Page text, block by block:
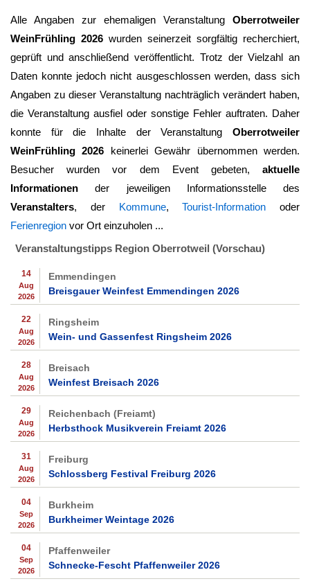
Alle Angaben zur ehemaligen Veranstaltung Oberrotweiler
WeinFrühling 2026 wurden seinerzeit sorgfältig recherchiert,
geprüft und anschließend veröffentlicht. Trotz der Vielzahl an
Daten konnte jedoch nicht ausgeschlossen werden, dass sich
Angaben zu dieser Veranstaltung nachträglich verändert haben,
die Veranstaltung ausfiel oder sonstige Fehler auftraten. Daher
konnte für die Inhalte der Veranstaltung Oberrotweiler
WeinFrühling 2026 keinerlei Gewähr übernommen werden.
Besucher wurden vor dem Event gebeten, aktuelle
Informationen der jeweiligen Informationsstelle des
Veranstalters, der Kommune,Tourist-Information oder
Ferienregion vor Ort einzuholen ...
Veranstaltungstipps Region Oberrotweil (Vorschau)
14
Aug
2026
Emmendingen
Breisgauer Weinfest Emmendingen 2026
22
Aug
2026
Ringsheim
Wein- und Gassenfest Ringsheim 2026
28
Aug
2026
Breisach
Weinfest Breisach 2026
29
Aug
2026
Reichenbach (Freiamt)
Herbsthock Musikverein Freiamt 2026
31
Aug
2026
Freiburg
Schlossberg Festival Freiburg 2026
04
Sep
2026
Burkheim
Burkheimer Weintage 2026
04
Sep
2026
Pfaffenweiler
Schnecke-Fescht Pfaffenweiler 2026